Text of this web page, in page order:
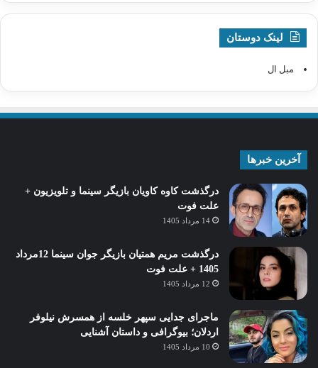
لینک دوستان
مبل ال
آخرین خبرها
درگذشت کاوه کاویان بازیگر سینما و تلویزیون +
علت فوت
14 مرداد 1405
درگذشت مریم همتیان بازیگر جوان سینما 12مرداد
1405 + علت فوت
12 مرداد 1405
ماجرای جدایی سپهر خلسه از همسرش نیلوفر
اردلان؛ بیوگرافی و داستان آشنایی
10 مرداد 1405